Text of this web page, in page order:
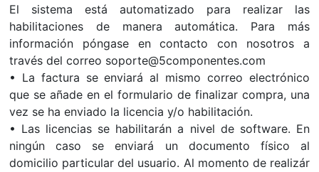
El sistema está automatizado para realizar las
habilitaciones de manera automática. Para más
información póngase en contacto con nosotros a
través del correo soporte@5componentes.com
• La factura se enviará al mismo correo electrónico
que se añade en el formulario de finalizar compra, una
vez se ha enviado la licencia y/o habilitación.
• Las licencias se habilitarán a nivel de software. En
ningún caso se enviará un documento físico al
domicilio particular del usuario. Al momento de realizár